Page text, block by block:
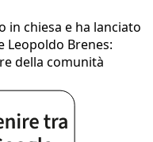
in chiesa e ha lanciato
Leopoldo Brenes:
della comunità